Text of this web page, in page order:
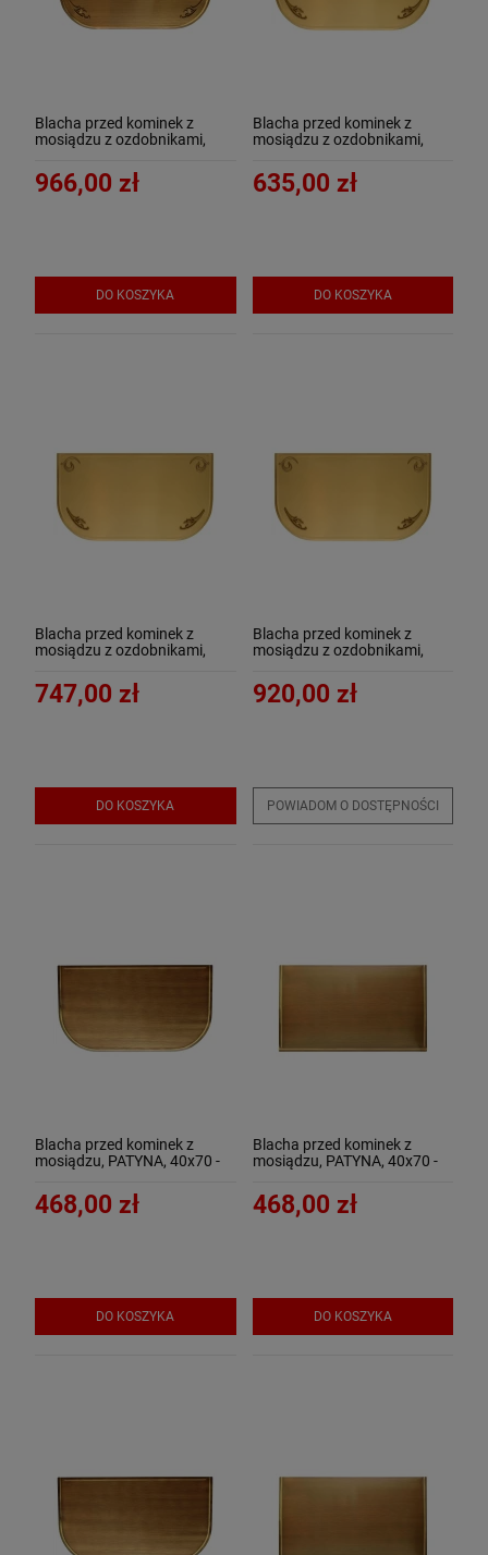
Blacha przed kominek z
mosiądzu z ozdobnikami,
B-1507-3-PA
966,00 zł
DO KOSZYKA
Blacha przed kominek z
mosiądzu z ozdobnikami,
1501-3-SA
635,00 zł
DO KOSZYKA
Blacha przed kominek z
mosiądzu z ozdobnikami,
1504-3-SA
747,00 zł
DO KOSZYKA
Blacha przed kominek z
mosiądzu z ozdobnikami,
B-1507-3-SA
920,00 zł
POWIADOM O DOSTĘPNOŚCI
Blacha przed kominek z
mosiądzu, PATYNA, 40x70 -
468,00 zł
DO KOSZYKA
Blacha przed kominek z
mosiądzu, PATYNA, 40x70 -
468,00 zł
DO KOSZYKA